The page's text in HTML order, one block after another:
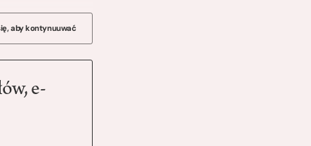
aby kontynuuwać
e-